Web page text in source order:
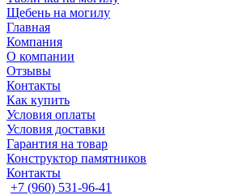
Щебень на могилу
Главная
Компания
О компании
Отзывы
Контакты
Как купить
Условия оплаты
Условия доставки
Гарантия на товар
Конструктор памятников
Контакты
+7 (960) 531-96-41